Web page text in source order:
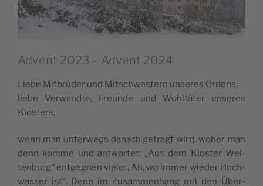
Advent 2023 – Advent 2024
Lie­be Mit­brü­der und Mit­schwes­tern unse­res Ordens,
lie­be Ver­wand­te, Freun­de und Wohl­tä­ter unse­res
Klosters,
wenn man unter­wegs danach gefragt wird, woher man
denn kom­me und ant­wor­tet: „Aus dem Klos­ter Wel­
ten­burg“ ent­geg­nen vie­le: „Ah, wo immer wie­der Hoch­
was­ser ist“. Denn im Zusam­men­hang mit den Über­